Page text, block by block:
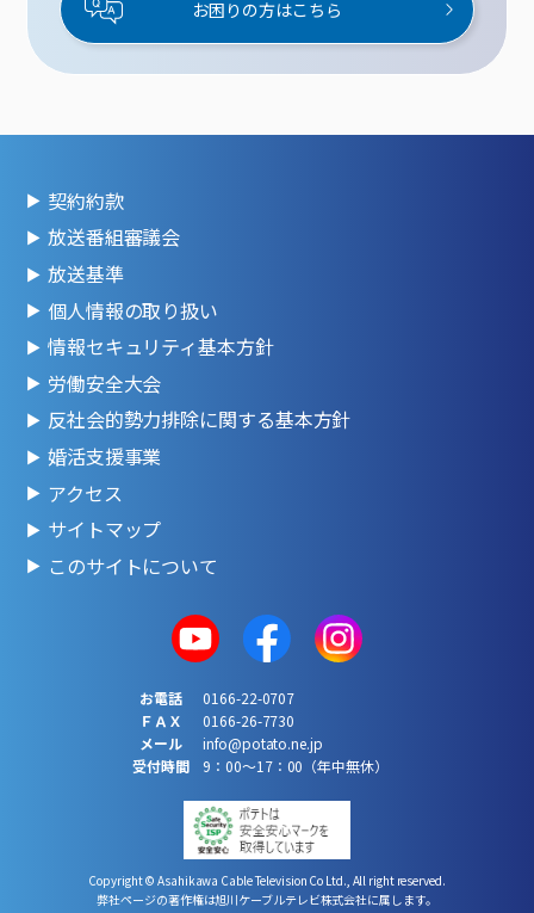
お困りの方はこちら
契約約款
放送番組審議会
放送基準
個人情報の取り扱い
情報セキュリティ基本方針
労働安全大会
反社会的勢力排除に関する基本方針
婚活支援事業
アクセス
サイトマップ
このサイトについて
お電話
0166-22-0707
ＦＡＸ
0166-26-7730
メール
info@potato.ne.jp
受付時間
9：00～17：00（年中無休）
Copyright © Asahikawa Cable Television Co Ltd., All right reserved.
弊社ページの著作権は旭川ケーブルテレビ株式会社に属します。